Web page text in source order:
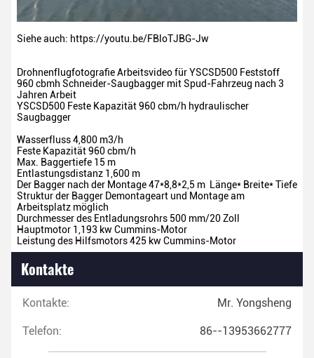
Siehe auch: https://youtu.be/FBloTJBG-Jw
Drohnenflugfotografie Arbeitsvideo für YSCSD500 Feststoff
960 cbmh Schneider-Saugbagger mit Spud-Fahrzeug nach 3
Jahren Arbeit
YSCSD500 Feste Kapazität 960 cbm/h hydraulischer
Saugbagger
Wasserfluss4,800 m3/h
Feste Kapazität960 cbm/h
Max. Baggertiefe 15 m
Entlastungsdistanz 1,600 m
Der Bagger nach der Montage 47*8,8*2,5 m Länge* Breite* Tiefe
Struktur der Bagger Demontageart und Montage am
Arbeitsplatz möglich
Durchmesser des Entladungsrohrs 500 mm/20 Zoll
Hauptmotor 1,193 kw Cummins-Motor
Leistung des Hilfsmotors425 kw Cummins-Motor
Kontakte
Kontakte: Mr. Yongsheng
Telefon: 86--13953662777